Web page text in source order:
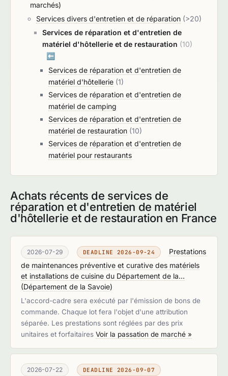
marchés)
Services divers d'entretien et de réparation (>20)
Services de réparation et d'entretien de
matériel d'hôtellerie et de restauration (10)
⬅️
Services de réparation et d'entretien de
matériel d'hôtellerie (1)
Services de réparation et d'entretien de
matériel de camping
Services de réparation et d'entretien de
matériel de restauration (10)
Services de réparation et d'entretien de
matériel pour restaurants
Achats récents de services de
réparation et d'entretien de matériel
d'hôtellerie et de restauration en France
2026-07-29 DEADLINE 2026-09-24
Prestations
de maintenances préventive et curative des matériels
et installations de cuisine du Département de la...
(Département de la Savoie)
L'accord-cadre sera exécuté par l'émission de bons de
commande. Chaque lot fera l'objet d'une attribution
séparée. Les prestations sont réglées par des prix
unitaires et forfaitaires Voir la passation de marché »
2026-07-22 DEADLINE 2026-09-07